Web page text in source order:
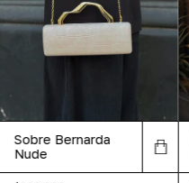
Sobre Bernarda
Nude